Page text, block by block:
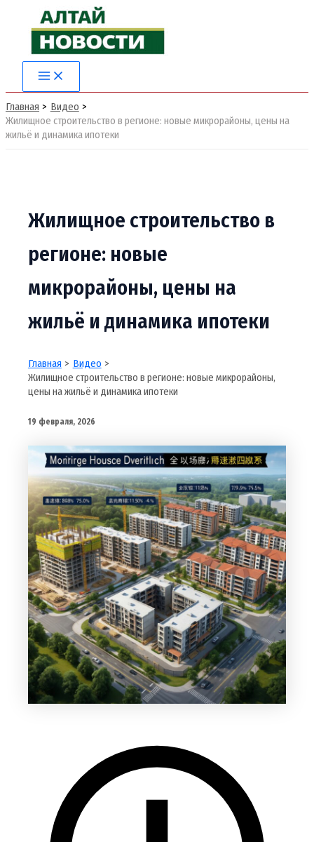
содержимому
Main
Menu
Главная
Видео
Жилищное строительство в регионе: новые микрорайоны, цены на
жильё и динамика ипотеки
Жилищное строительство в
регионе: новые
микрорайоны, цены на
жильё и динамика ипотеки
Главная
Видео
Жилищное строительство в регионе: новые микрорайоны,
цены на жильё и динамика ипотеки
19 февраля, 2026